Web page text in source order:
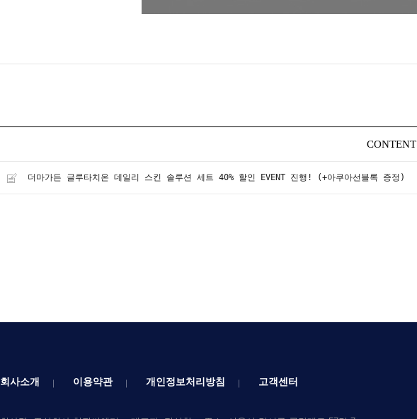
CONTENT
더마가든 글루타치온 데일리 스킨 솔루션 세트 40% 할인 EVENT 진행! (+아쿠아선블록 증정)
회사소개 이용약관 개인정보처리방침 고객센터